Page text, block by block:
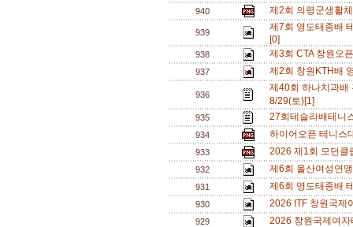
940 제2회 의령군생활
939
제7회 영도태종배
[0]
938 제3회 CTA 창원오
937 제2회 창원KTH배
936
제40회 하나치과배
8/29(토)[1]
935 27회테슬라배테니
934 하이어오픈 테니스
933 2026 제1회 모던
932 제6회 울산여성연
931 제6회 영도태종배
930 2026 ITF 창원국제
929 2026 창원국제여